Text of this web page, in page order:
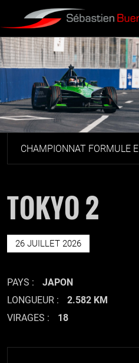
CHAMPIONNAT FORMULE E
TOKYO 2
26 JUILLET 2026
PAYS :
JAPON
LONGUEUR :
2.582 KM
VIRAGES :
18